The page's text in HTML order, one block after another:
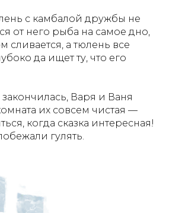
с камбалой дружбы не
от него рыба на самое дно,
сливается, а тюлень все
да ищет ту, что его
закончилась, Варя и Ваня
их совсем чистая —
когда сказка интересная!
гулять.
АРКТИКИ
ВОСТОКА